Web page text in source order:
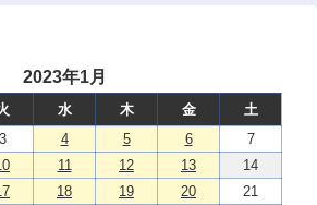
2023年1月
水 木 金
土
3 4 5 6
7
11 12 13
14
18 19 20
21